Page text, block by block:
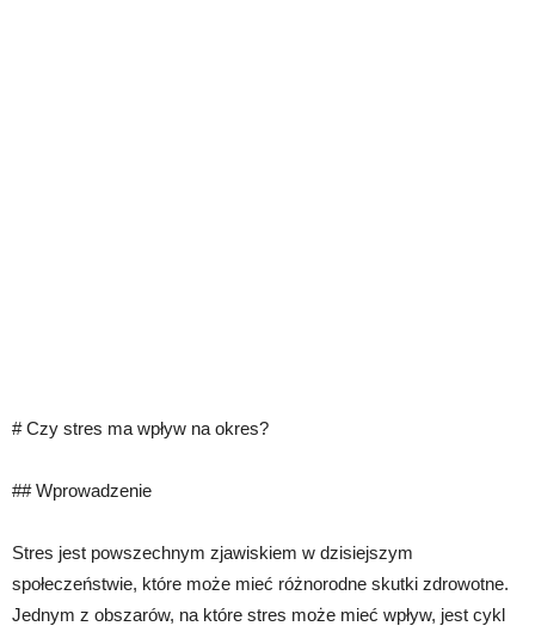
# Czy stres ma wpływ na okres?
## Wprowadzenie
Stres jest powszechnym zjawiskiem w dzisiejszym
społeczeństwie, które może mieć różnorodne skutki zdrowotne.
Jednym z obszarów, na które stres może mieć wpływ, jest cykl